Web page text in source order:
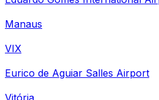
Manaus
VIX
Eurico de Aguiar Salles Airport
Vitória